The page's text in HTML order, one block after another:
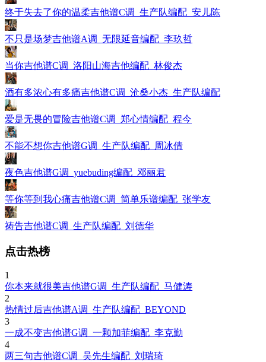
终于失去了你的温柔吉他谱C调_生产队编配_安儿陈
不只是场梦吉他谱A调_无限延音编配_李玖哲
当你吉他谱C调_洛阳山海吉他编配_林俊杰
酒有多浓心有多痛吉他谱C调_沧桑小杰_生产队编配
爱是无畏的冒险吉他谱C调_郑心情编配_程今
不能不想你吉他谱G调_生产队编配_周冰倩
夜色吉他谱G调_yuebuding编配_邓丽君
等你等到我心痛吉他谱C调_简单乐谱编配_张学友
祷告吉他谱C调_生产队编配_刘德华
点击热榜
1
你本来就很美吉他谱G调_生产队编配_马健涛
2
热情过后吉他谱A调_生产队编配_BEYOND
3
一成不变吉他谱G调_一颗加菲编配_李克勤
4
两三句吉他谱C调_吴先生编配_刘瑞琦